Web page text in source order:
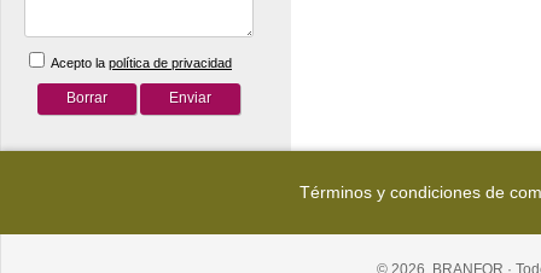
Acepto la política de privacidad
Términos y condiciones de
© 2026, BRANFOR ·